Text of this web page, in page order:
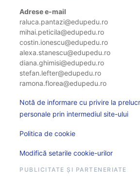
Adrese e-mail
raluca.pantazi@edupedu.ro
mihai.peticila@edupedu.ro
costin.ionescu@edupedu.ro
alexa.stanescu@edupedu.ro
diana.ghimisi@edupedu.ro
stefan.lefter@edupedu.ro
ramona.florea@edupedu.ro
Notă de informare cu privire la
personale prin intermediul site-ului
Politica de cookie
Modifică setarile cookie-urilor
PUBLICITATE ȘI PARTENERIATE